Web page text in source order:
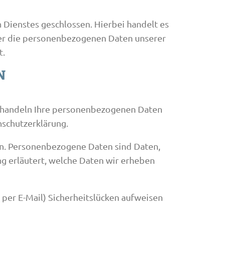
geschlossen. Hierbei handelt es
die personenbezogenen Daten unserer
Ihre personenbezogenen Daten
Daten sind Daten,
erläutert, welche Daten wir erheben
E-Mail) Sicherheitslücken aufweisen